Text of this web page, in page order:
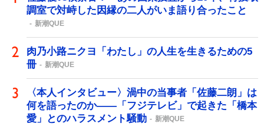
調室で対峙した因縁の二人がいま語り合ったこと
新潮QUE
肉乃小路ニクヨ「わたし」の人生を生きるための5
冊
新潮QUE
〈本人インタビュー〉渦中の当事者「佐藤二朗」は
何を語ったのか――「フジテレビ」で起きた「橋本
愛」とのハラスメント騒動
新潮QUE